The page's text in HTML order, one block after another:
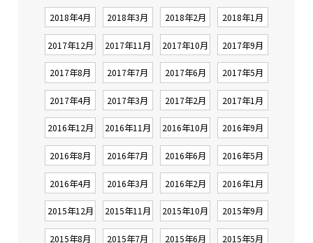
2018年4月 2018年3月 2018年2月 2018年1月
2017年12月 2017年11月 2017年10月 2017年9月
2017年8月 2017年7月 2017年6月 2017年5月
2017年4月 2017年3月 2017年2月 2017年1月
2016年12月 2016年11月 2016年10月 2016年9月
2016年8月 2016年7月 2016年6月 2016年5月
2016年4月 2016年3月 2016年2月 2016年1月
2015年12月 2015年11月 2015年10月 2015年9月
2015年8月 2015年7月 2015年6月 2015年5月